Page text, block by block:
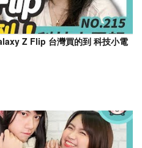
Z Flip 台灣買的到 科技小電